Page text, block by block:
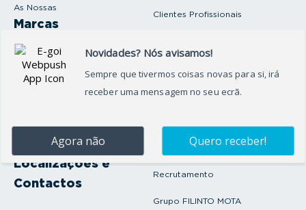
As Nossas
Marcas
Produtos e serviços
Oficina
Onde Estamos
Localizações e
Contactos
Clientes Profissionais
Seguros Protector
Artigos e Notícias
Recrutamento
Grupo FILINTO MOTA